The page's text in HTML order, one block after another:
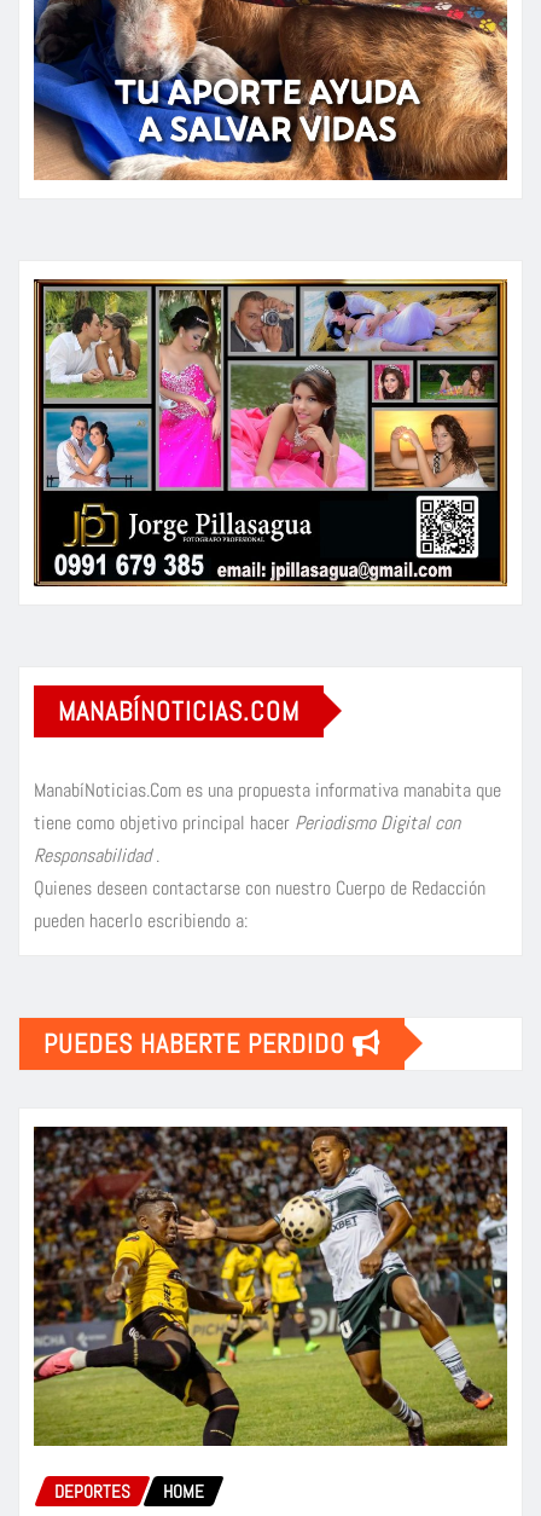
MANABÍNOTICIAS.COM
ManabíNoticias.Com es una propuesta informativa manabita que
tiene como objetivo principal hacer Periodismo Digital con
Responsabilidad.
Quienes deseen contactarse con nuestro Cuerpo de Redacción
pueden hacerlo escribiendo a:
PUEDES HABERTE PERDIDO
DEPORTES HOME